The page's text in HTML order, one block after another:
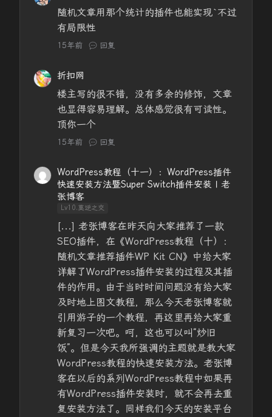
随机文章用那个统计的插件也能实现`不过
有局限性
15年前 回复
折扣网
楼主写的很不错，没有多余的修饰，文章
也显得容易理解。总体感觉很有可读性。
顶你一个
15年前 回复
WordPress教程（十一）：WordPress插件
快速安装方法暨Super Switch插件安装 | 老
张博客
Lv10.莫逆之交
[...] 老张博客在昨天向大家推荐了一款
SEO插件，在《WordPress教程（十）：
随机文章推荐插件WP Kit CN》中给大家
详解了WordPress插件安装的过程及其插
件的作用。由于当时时间问题没有给大家
及时地上图文教程，那么今天老张博客就
引用游子的一个教程，再这里再给大家重
新复习一次吧。呵，这也可以叫“炒旧
饭”。但是今天我所强调的主题就是教大家
WordPress教程的快速安装方法。老张博
客在以后的系列WordPress教程中如果再
有WordPress插件安装时，就不会再去重
复安装方法了。同样我们今天的安装平台